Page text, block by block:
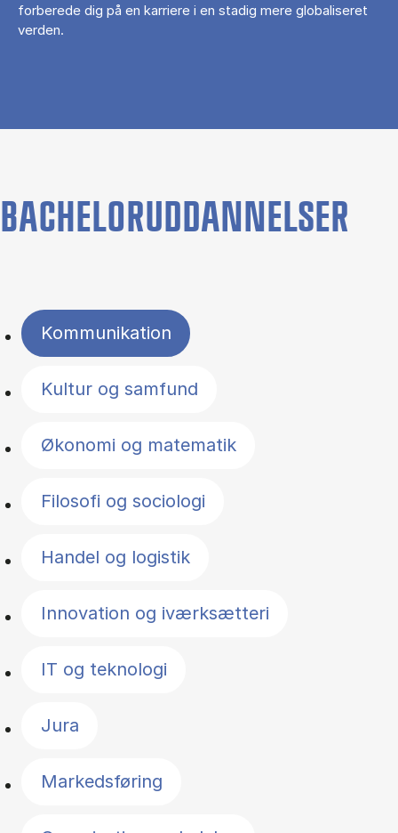
forberede dig på en karriere i en stadig mere globaliseret
verden.
BACHELORUDDANNELSER
Filter by topics
Kommunikation
Kultur og samfund
Økonomi og matematik
Filosofi og sociologi
Handel og logistik
Innovation og iværksætteri
IT og teknologi
Jura
Markedsføring